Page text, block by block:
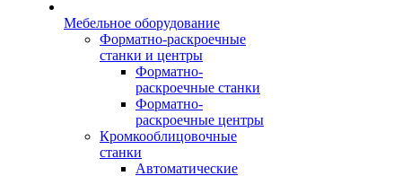
Мебельное оборудование
Форматно-раскроечные
станки и центры
Форматно-
раскроечные станки
Форматно-
раскроечные центры
Кромкооблицовочные
станки
Автоматические